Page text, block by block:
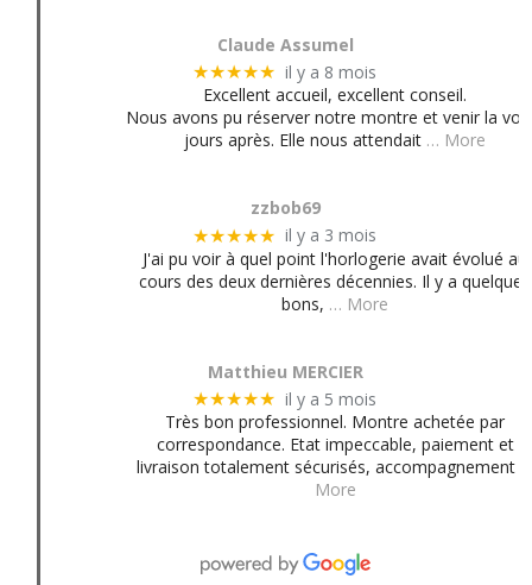
Claude Assumel
★★★★★ il y a 8 mois
Excellent accueil, excellent conseil.
Nous avons pu réserver notre montre et venir la
jours après. Elle nous attendait … More
zzbob69
★★★★★ il y a 3 mois
J'ai pu voir à quel point l'horlogerie avait évolué au
cours des deux dernières décennies. Il y a quelques
bons, … More
Matthieu MERCIER
★★★★★ il y a 5 mois
Très bon professionnel. Montre achetée par
correspondance. Etat impeccable, paiement et
livraison totalement sécurisés, accompagnement
More